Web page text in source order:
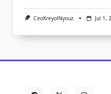
CeoKreyolNyouz Jul 1,